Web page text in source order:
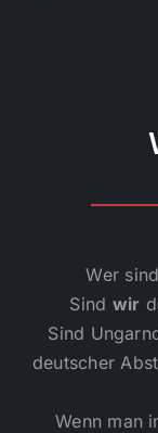
Wer
Sind wir
Sind
deutscher
Wenn man